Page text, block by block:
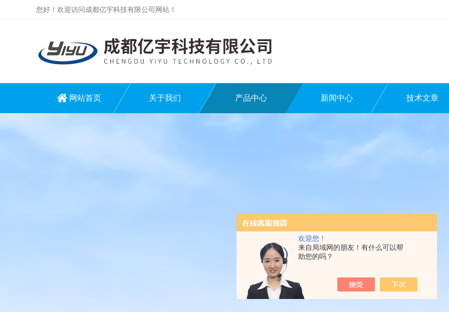
欢迎您！
来自局域网的朋友！有什么可以帮
助您的吗？
您好！欢迎访问成都亿宇科技有限公司网站！
网站首页 关于我们 产品中心 新闻中心 技术文章